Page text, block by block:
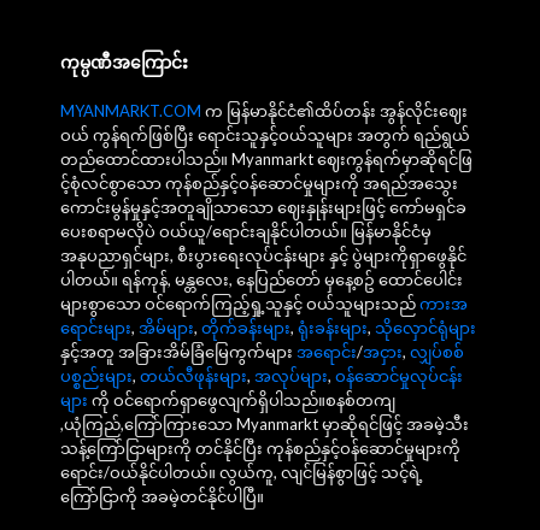
ကုမ္ပဏီအကြောင်း
MYANMARKT.COM က မြန်မာနိုင်ငံ၏ထိပ်တန်း အွန်လိုင်းဈေး
ဝယ် ကွန်ရက်ဖြစ်ပြီး ရောင်းသူနှင့်ဝယ်သူများ အတွက် ရည်ရွယ်
တည်ထောင်ထားပါသည်။ Myanmarkt ဈေးကွန်ရက်မှာဆိုရင်ဖြ
င့်စုံလင်စွာသော ကုန်စည်နှင့်ဝန်ဆောင်မှုများကို အရည်အသွေး
ကောင်းမွန်မှုနှင့်အတူချိုသာသော ဈေးနှုန်းများဖြင့် ကော်မရှင်ခ
ပေးစရာမလိုပဲ ဝယ်ယူ/ရောင်းချနိုင်ပါတယ်။ မြန်မာနိုင်ငံမှ
အနုပညာရှင်များ, စီးပွားရေးလုပ်ငန်းများ နှင့် ပွဲများကိုရှာဖွေနိုင်
ပါတယ်။ ရန်ကုန်, မန္တလေး, နေပြည်တော် မှနေ့စဥ် ထောင်ပေါင်း
များစွာသော ဝင်ရောက်ကြည့်ရှု့သူနှင့် ဝယ်သူများသည်ကားအ
ရောင်းများ, အိမ်များ, တိုက်ခန်းများ, ရုံးခန်းများ, သိုလှောင်ရုံများ
နှင့်အတူ အခြားအိမ်ခြံမြေကွက်များ အရောင်း/အငှား, လျှပ်စစ်
ပစ္စည်းများ, တယ်လီဖုန်းများ, အလုပ်များ, ဝန်ဆောင်မှုလုပ်ငန်း
များ ကို ဝင်ရောက်ရှာဖွေလျက်ရှိပါသည်။စနစ်တကျ
,ယုံကြည်,ကြော်ကြားသော Myanmarkt မှာဆိုရင်ဖြင့် အခမဲ့သီး
သန့်ကြော်ငြာများကို တင်နိုင်ပြီး ကုန်စည်နှင့်ဝန်ဆောင်မှုများကို
ရောင်း/ဝယ်နိုင်ပါတယ်။ လွယ်ကူ, လျင်မြန်စွာဖြင့် သင့်ရဲ့
ကြော်ငြာကို အခမဲ့တင်နိုင်ပါပြီ။